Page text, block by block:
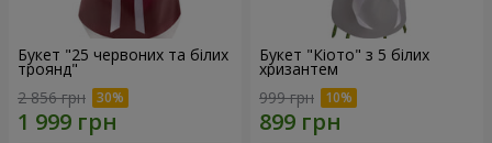
Букет "25 червоних та білих
троянд"
2 856 грн
Букет "Кіото" з 5 білих
хризантем
999 грн